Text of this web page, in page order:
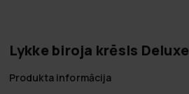
Lykke biroja krēsls Deluxe
Produkta informācija